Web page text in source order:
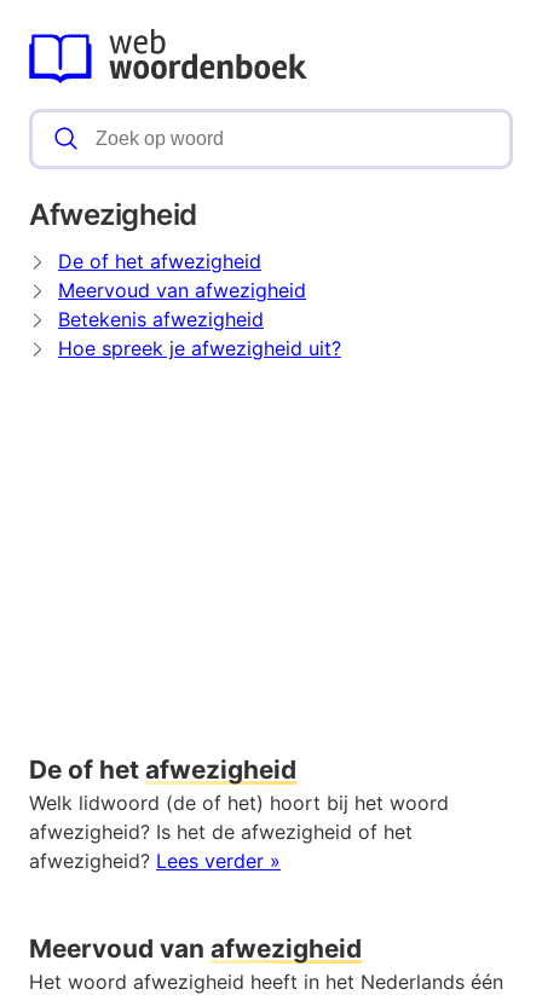
Afwezigheid
De of het afwezigheid
Meervoud van afwezigheid
Betekenis afwezigheid
Hoe spreek je afwezigheid uit?
De of het afwezigheid
Welk lidwoord (de of het) hoort bij het woord
afwezigheid? Is het de afwezigheid of het
afwezigheid? Lees verder »
Meervoud van afwezigheid
Het woord afwezigheid heeft in het Nederlands één